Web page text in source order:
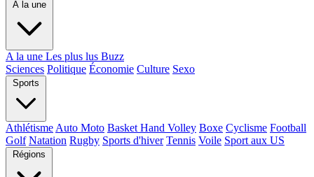
A la une
A la une Les plus lus Buzz
Sciences Politique Économie Culture Sexo
Sports
Athlétisme Auto Moto Basket Hand Volley Boxe Cyclisme Football
Golf Natation Rugby Sports d'hiver Tennis Voile Sport aux US
Régions